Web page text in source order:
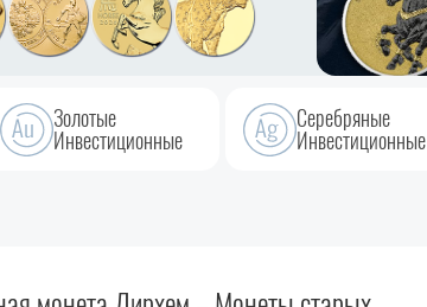
Золотые
Инвестиционные
Серебряные
Инвестиционные